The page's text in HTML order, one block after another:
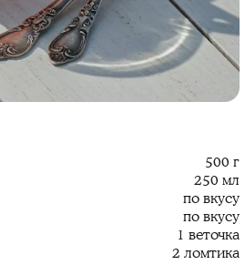
500 г
250 мл
по вкусу
по вкусу
1 веточка
2 ломтика